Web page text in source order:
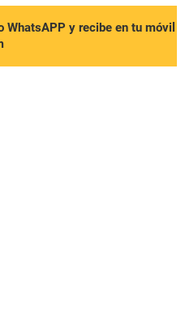
y recibe en tu móvil